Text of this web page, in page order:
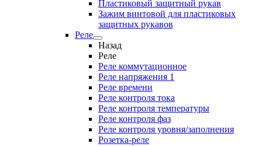
Пластиковый защитный рукав
Зажим винтовой для пластиковых
защитных рукавов
Реле
Назад
Реле
Реле коммутационное
Реле напряжения 1
Реле времени
Реле контроля тока
Реле контроля температуры
Реле контроля фаз
Реле контроля уровня/заполнения
Розетка-реле